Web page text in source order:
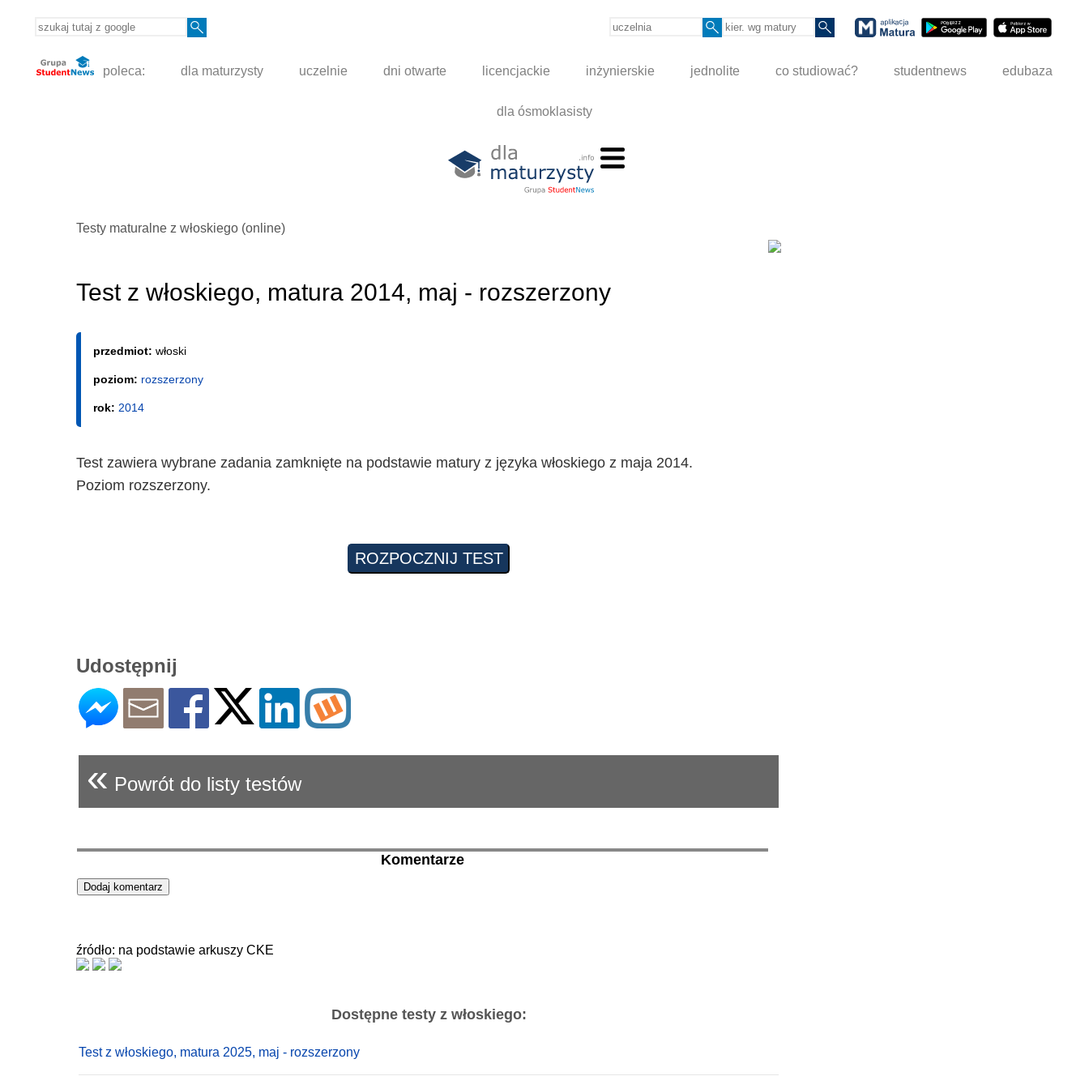
poleca: dla maturzysty uczelnie dni otwarte licencjackie inżynierskie jednolite co studiować? studentnews edubaza
dla ósmoklasisty
Testy maturalne z włoskiego (online)
Test z włoskiego, matura 2014, maj - rozszerzony
przedmiot: włoski
poziom: rozszerzony
rok: 2014
Test zawiera wybrane zadania zamknięte na podstawie matury z języka włoskiego z maja 2014.
Poziom rozszerzony.
Udostępnij
« Powrót do listy testów
Komentarze
źródło: na podstawie arkuszy CKE
Dostępne testy z włoskiego:
Test z włoskiego, matura 2025, maj - rozszerzony